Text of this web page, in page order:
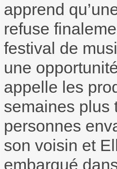
apprend
refuse
festival de
une
appelle les
semaines plus
personnes
son voisin et
embarqué